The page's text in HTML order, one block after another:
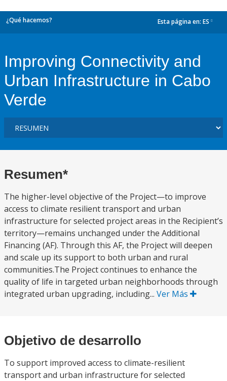
¿Qué hacemos? Esta página en: ES
Improving Connectivity and
Urban Infrastructure in Cabo
Verde
Resumen*
The higher-level objective of the Project—to improve
access to climate resilient transport and urban
infrastructure for selected project areas in the Recipient’s
territory—remains unchanged under the Additional
Financing (AF). Through this AF, the Project will deepen
and scale up its support to both urban and rural
communities.The Project continues to enhance the
quality of life in targeted urban neighborhoods through
integrated urban upgrading, including... Ver Más
Objetivo de desarrollo
To support improved access to climate-resilient
transport and urban infrastructure for selected